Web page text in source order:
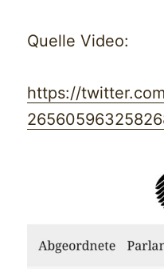
Quelle Video:
https://